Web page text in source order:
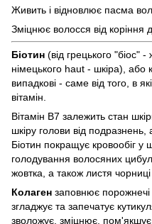
Живить і відновлює пасма
Зміцнює волосся від коріння
Біотин (від грецького "біос"
німецького haut - шкіра), або
випадкові - саме від того, в
вітамін.
Вітамін В7 залежить стан
шкіру голови від подразнень,
Біотин покращує кровообіг у
голодування волосяних
жовтка, а також листя чорниці
Колаген заповнює порожнечі
згладжує та запечатує
зволожує, зміцнює,